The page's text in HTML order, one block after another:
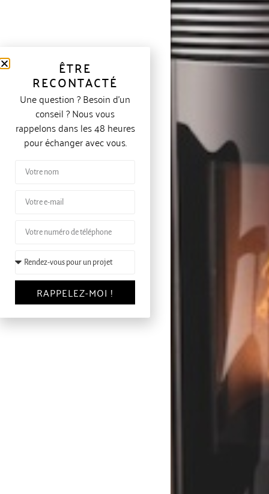
ÊTRE
RECONTACTÉ
Une question ? Besoin d’un
conseil ? Nous vous
rappelons dans les 48 heures
pour échanger avec vous.
RAPPELEZ-MOI !